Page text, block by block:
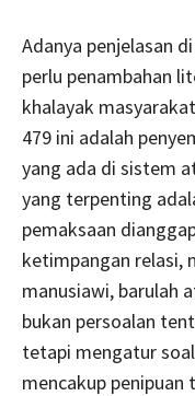
Adanya penjelasan
perlu penambahan
khalayak
479 ini adalah
yang ada di sistem
yang terpenting
pemaksaan
ketimpangan relasi,
manusiawi, barulah
bukan persoalan
tetapi mengatur soal
mencakup